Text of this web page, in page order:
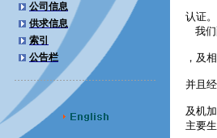
公司信息
供求信息
索引
公告栏
认证。
我们
，及
并且
及机
主要